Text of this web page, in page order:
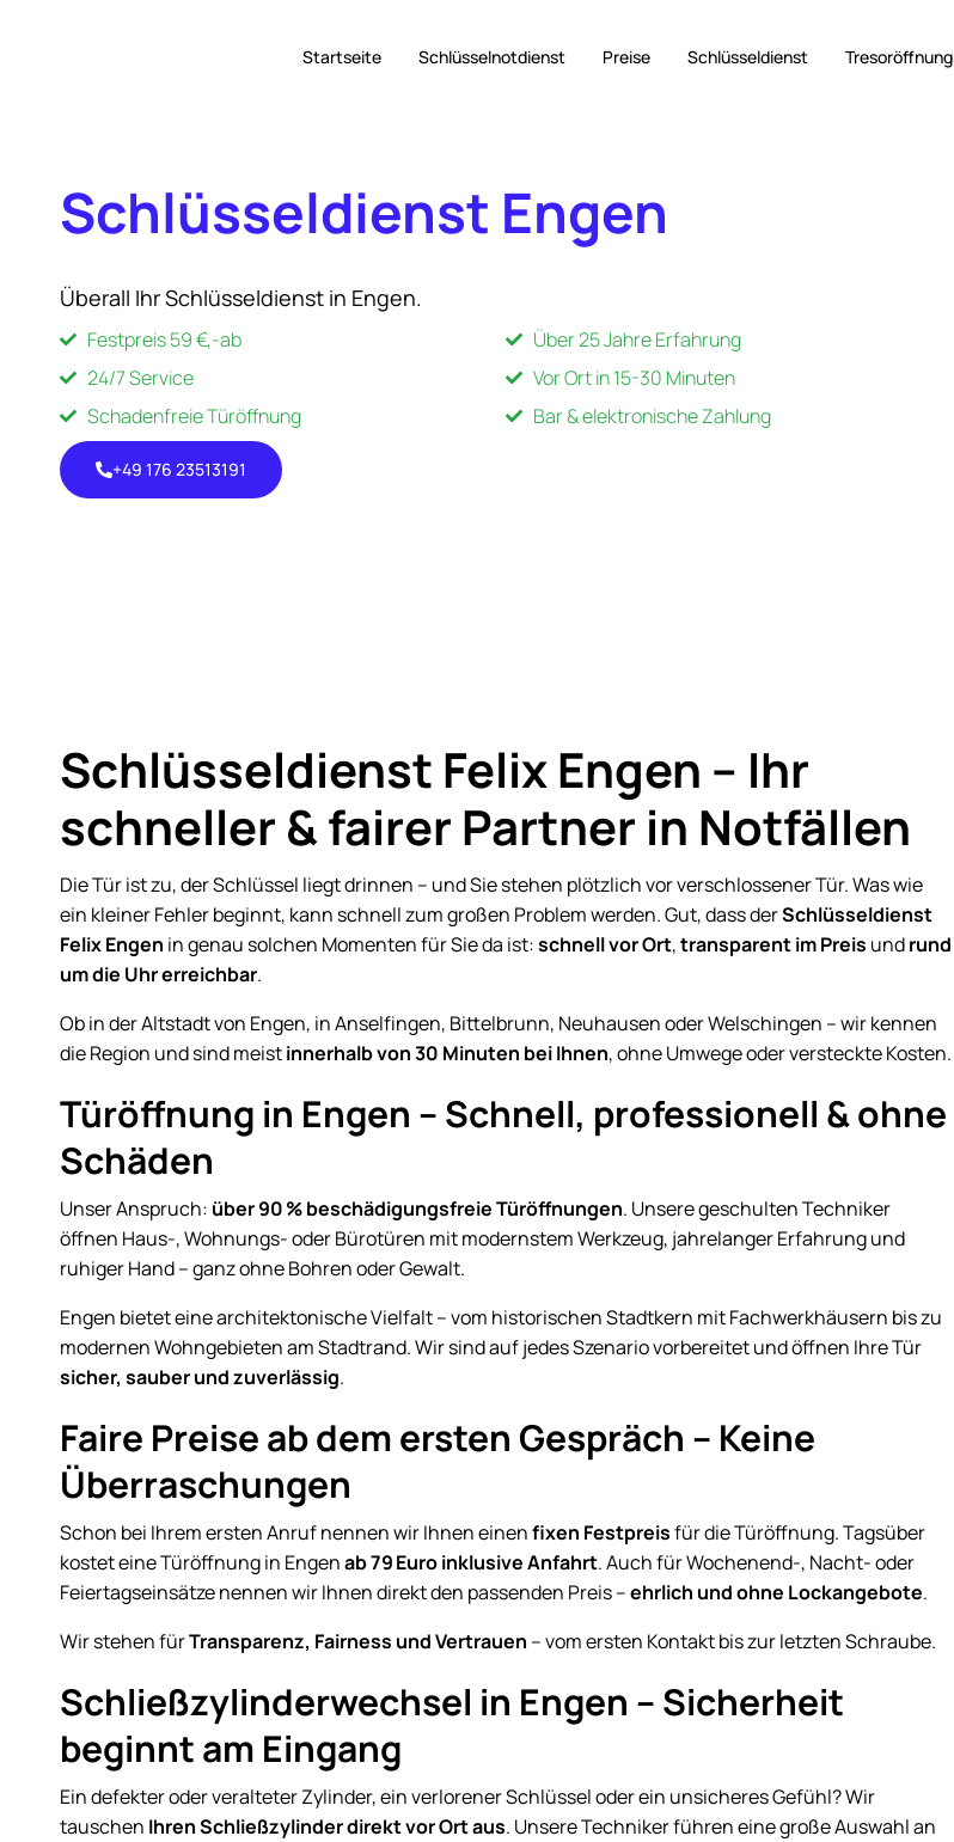
Startseite Schlüsselnotdienst Preise Schlüsseldienst Tresoröffnung
Schlüsseldienst Engen
Überall Ihr Schlüsseldienst in Engen.
Festpreis 59 €,-ab
24/7 Service
Schadenfreie Türöffnung
Über 25 Jahre Erfahrung
Vor Ort in 15-30 Minuten
Bar & elektronische Zahlung
+49 176 23513191
Schlüsseldienst Felix Engen – Ihr
schneller & fairer Partner in Notfällen
Die Tür ist zu, der Schlüssel liegt drinnen – und Sie stehen plötzlich vor verschlossener Tür. Was wie
ein kleiner Fehler beginnt, kann schnell zum großen Problem werden. Gut, dass derSchlüsseldienst
Felix Engen in genau solchen Momenten für Sie da ist:schnell vor Ort,transparent im Preis undrund
um die Uhr erreichbar.
Ob in der Altstadt von Engen, in Anselfingen, Bittelbrunn, Neuhausen oder Welschingen – wir kennen
die Region und sind meistinnerhalb von 30 Minuten bei Ihnen, ohne Umwege oder versteckte Kosten.
Türöffnung in Engen – Schnell, professionell & ohne
Schäden
Unser Anspruch: über 90 % beschädigungsfreie Türöffnungen. Unsere geschulten Techniker
öffnen Haus-, Wohnungs- oder Bürotüren mit modernstem Werkzeug, jahrelanger Erfahrung und
ruhiger Hand – ganz ohne Bohren oder Gewalt.
Engen bietet eine architektonische Vielfalt – vom historischen Stadtkern mit Fachwerkhäusern bis zu
modernen Wohngebieten am Stadtrand. Wir sind auf jedes Szenario vorbereitet und öffnen Ihre Tür
sicher, sauber und zuverlässig.
Faire Preise ab dem ersten Gespräch – Keine
Überraschungen
Schon bei Ihrem ersten Anruf nennen wir Ihnen einenfixen Festpreisfür die Türöffnung. Tagsüber
kostet eine Türöffnung in Engenab 79 Euro inklusive Anfahrt. Auch für Wochenend-, Nacht- oder
Feiertagseinsätze nennen wir Ihnen direkt den passenden Preis –ehrlich und ohne Lockangebote.
Wir stehen fürTransparenz, Fairness und Vertrauen – vom ersten Kontakt bis zur letzten Schraube.
Schließzylinderwechsel in Engen – Sicherheit
beginnt am Eingang
Ein defekter oder veralteter Zylinder, ein verlorener Schlüssel oder ein unsicheres Gefühl? Wir
tauschen Ihren Schließzylinder direkt vor Ort aus. Unsere Techniker führen eine große Auswahl an